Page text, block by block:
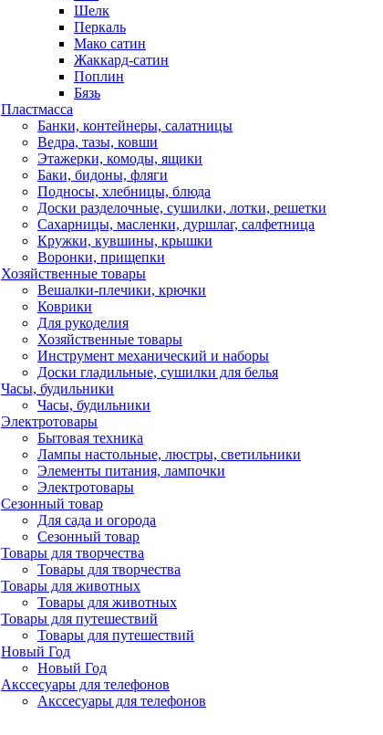
Шелк
Перкаль
Мако сатин
Жаккард-сатин
Поплин
Бязь
Пластмасса
Банки, контейнеры, салатницы
Ведра, тазы, ковши
Этажерки, комоды, ящики
Баки, бидоны, фляги
Подносы, хлебницы, блюда
Доски разделочные, сушилки, лотки, решетки
Сахарницы, масленки, дуршлаг, салфетница
Кружки, кувшины, крышки
Воронки, прищепки
Хозяйственные товары
Вешалки-плечики, крючки
Коврики
Для рукоделия
Хозяйственные товары
Инструмент механический и наборы
Доски гладильные, сушилки для белья
Часы, будильники
Часы, будильники
Электротовары
Бытовая техника
Лампы настольные, люстры, светильники
Элементы питания, лампочки
Электротовары
Сезонный товар
Для сада и огорода
Сезонный товар
Товары для творчества
Товары для творчества
Товары для животных
Товары для животных
Товары для путешествий
Товары для путешествий
Новый Год
Новый Год
Акссесуары для телефонов
Акссесуары для телефонов